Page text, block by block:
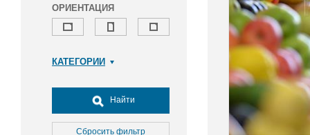
ОРИЕНТАЦИЯ
КАТЕГОРИИ
Досуг, туризм и отдых
Культура
Медицина
Найти
Сбросить фильтр